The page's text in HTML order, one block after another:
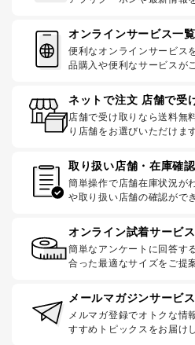
オンラインサービス一覧
便利なオンラインサービス
品購入や便利なサービスが
ネットで注文 店舗で受
店舗で受け取りなら送料無
り店舗をお選びいただけます
取り扱い店舗・在庫確認
簡単操作で店舗在庫状況が
や取り扱い店舗の確認がで
オンライン試着サービ
簡単なアンケートに回答す
合った最適なサイズをご提
メールマガジンサービス
メルマガ登録でオトクな情
すすめトピックスをお届け